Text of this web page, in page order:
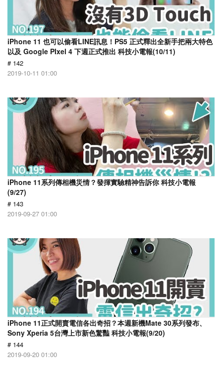
iPhone 11 也可以偷看LINE訊息！PS5 正式釋出全新手把兩大特色
以及 Google PIxel 4 下週正式推出 科技小電報(10/11)
# 142
2019-10-11 01:00
iPhone 11系列傳相機災情？發揮實驗精神告訴你 科技小電報
(9/27)
# 143
2019-09-27 01:00
iPhone 11正式開賣電信各出奇招？本週新機Mate 30系列發布、
Sony Xperia 5台灣上市新色驚豔 科技小電報(9/20)
# 144
2019-09-20 01:00